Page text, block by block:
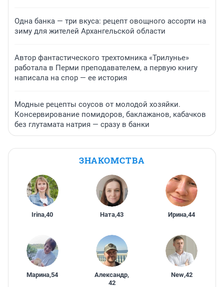
Одна банка — три вкуса: рецепт овощного ассорти на
зиму для жителей Архангельской области
Автор фантастического трехтомника «Трилунье»
работала в Перми преподавателем, а первую книгу
написала на спор — ее история
Модные рецепты соусов от молодой хозяйки.
Консервирование помидоров, баклажанов, кабачков
без глутамата натрия — сразу в банки
ЗНАКОМСТВА
Irina,40 Ната,43 Ирина,44
Марина,54 Александр,
42
New,42